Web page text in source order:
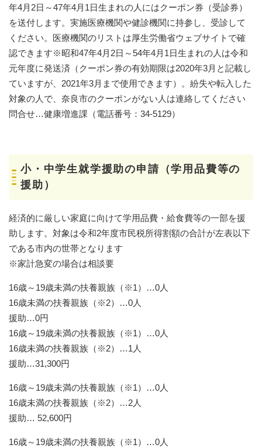
年4月2日～47年4月1日生まれの人にはクーポン券（受診券）
を送付します。実施医療機関や健診機関に持参し、受診して
ください。医療機関のリストは厚生労働省ウェブサイトで確
認できます※昭和47年4月2日～54年4月1日生まれの人は令和
元年度に発送済（クーポン券の有効期限は2020年3月と記載し
ていますが、2021年3月まで使用できます）。紛失や転入した
対象の人で、奈良市のクーポンがない人は連絡してください
問合せ…健康増進課（電話番号：34-5129）
小・中学生就学援助の申請（学用品費等の
援助）
経済的に厳しい家庭に向けて学用品費・給食費等の一部を援
助します。対象は令和2年度市民税所得割額の合計が左表以下
である市内の世帯となります
※家計急変の場合は相談要
16歳～19歳未満の扶養親族（※1）…0人
16歳未満の扶養親族（※2）…0人
援助…0円
16歳～19歳未満の扶養親族（※1）…0人
16歳未満の扶養親族（※2）…1人
援助…31,300円
16歳～19歳未満の扶養親族（※1）…0人
16歳未満の扶養親族（※2）…2人
援助… 52,600円
16歳～19歳未満の扶養親族（※1）…0人